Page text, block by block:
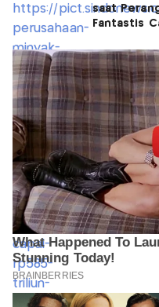
saat
Fantastis